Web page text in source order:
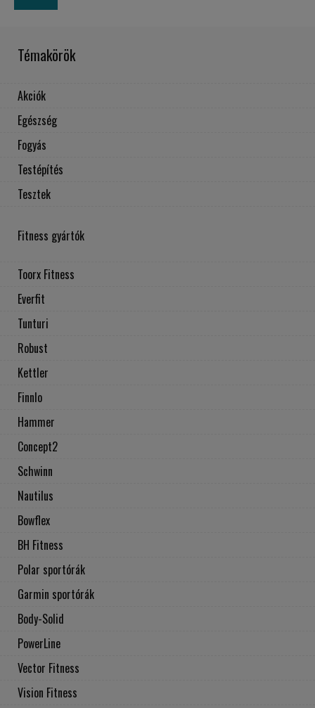
Témakörök
Akciók
Egészség
Fogyás
Testépítés
Tesztek
Fitness gyártók
Toorx Fitness
Everfit
Tunturi
Robust
Kettler
Finnlo
Hammer
Concept2
Schwinn
Nautilus
Bowflex
BH Fitness
Polar sportórák
Garmin sportórák
Body-Solid
PowerLine
Vector Fitness
Vision Fitness